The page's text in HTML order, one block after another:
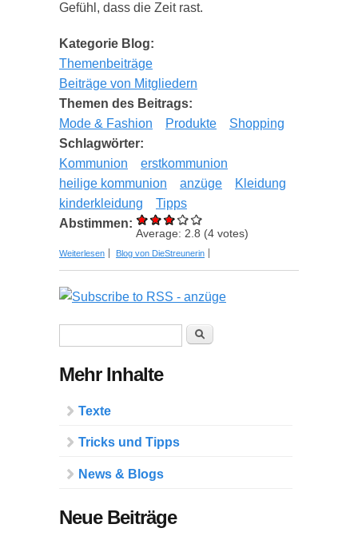
Gefühl, dass die Zeit rast.
Kategorie Blog:
Themenbeiträge
Beiträge von Mitgliedern
Themen des Beitrags:
Mode & Fashion
Produkte
Shopping
Schlagwörter:
Kommunion
erstkommunion
heilige kommunion
anzüge
Kleidung
kinderkleidung
Tipps
Abstimmen:
Average: 2.8 (4 votes)
Weiterlesen über Kommunionsanzug kaufen - Diese Tipps
Blog von DieStreunerin
Suche
Mehr Inhalte
Texte
Tricks und Tipps
News & Blogs
Neue Beiträge